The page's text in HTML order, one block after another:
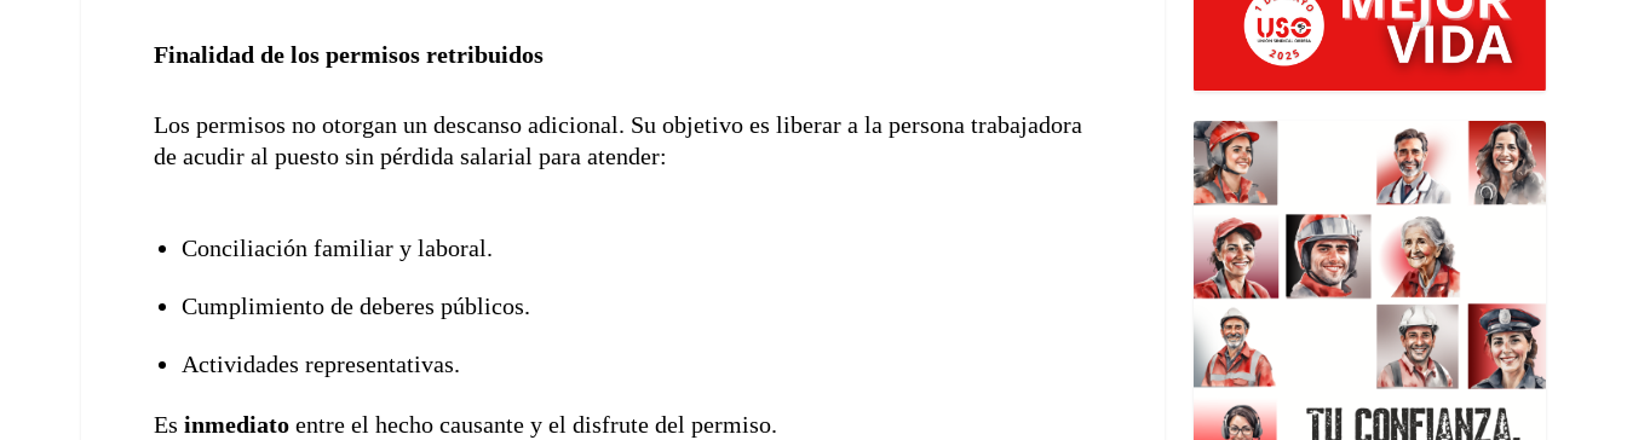
Finalidad de los permisos retribuidos
Los permisos no otorgan un descanso adicional. Su objetivo es liberar a la persona trabajadora
de acudir al puesto sin pérdida salarial para atender:
Conciliación familiar y laboral.
Cumplimiento de deberes públicos.
Actividades representativas.
Esinmediato entre el hecho causante y el disfrute del permiso.